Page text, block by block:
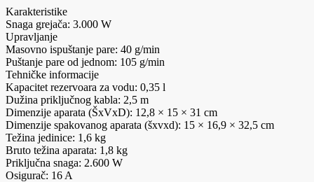
Karakteristike
Snaga grejača: 3.000 W
Upravljanje
Masovno ispuštanje pare: 40 g/min
Puštanje pare od jednom: 105 g/min
Tehničke informacije
Kapacitet rezervoara za vodu: 0,35 l
Dužina priključnog kabla: 2,5 m
Dimenzije aparata (ŠxVxD): 12,8 × 15 × 31 cm
Dimenzije spakovanog aparata (šxvxd): 15 × 16,9 × 32,5 cm
Težina jedinice: 1,6 kg
Bruto težina aparata: 1,8 kg
Priključna snaga: 2.600 W
Osigurač: 16 A